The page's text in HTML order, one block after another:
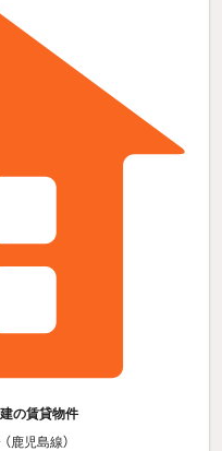
の賃貸物件
鹿児島線）